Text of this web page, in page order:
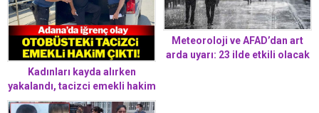
Kadınları kayda alırken
yakalandı, tacizci emekli hakim
çıktı
Meteoroloji ve AFAD’dan art
arda uyarı: 23 ilde etkili olacak